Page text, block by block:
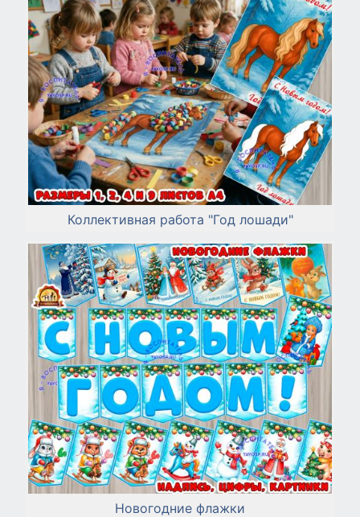
Коллективная работа "Год лошади"
Новогодние флажки